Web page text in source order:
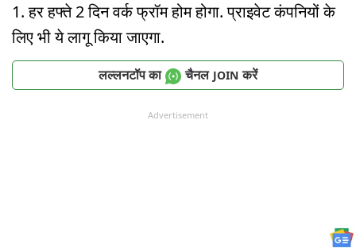
1. हर हफ्ते 2 दिन वर्क फ्रॉम होम होगा. प्राइवेट कंपनियों के
लिए भी ये लागू किया जाएगा.
लल्लनटॉप का चैनल JOIN करें
Advertisement